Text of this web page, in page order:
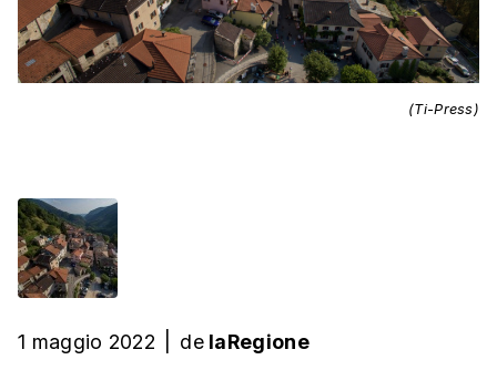
(Ti-Press)
1 maggio 2022 de laRegione